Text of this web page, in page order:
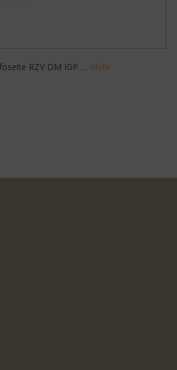
RZV DM IGP … Mehr